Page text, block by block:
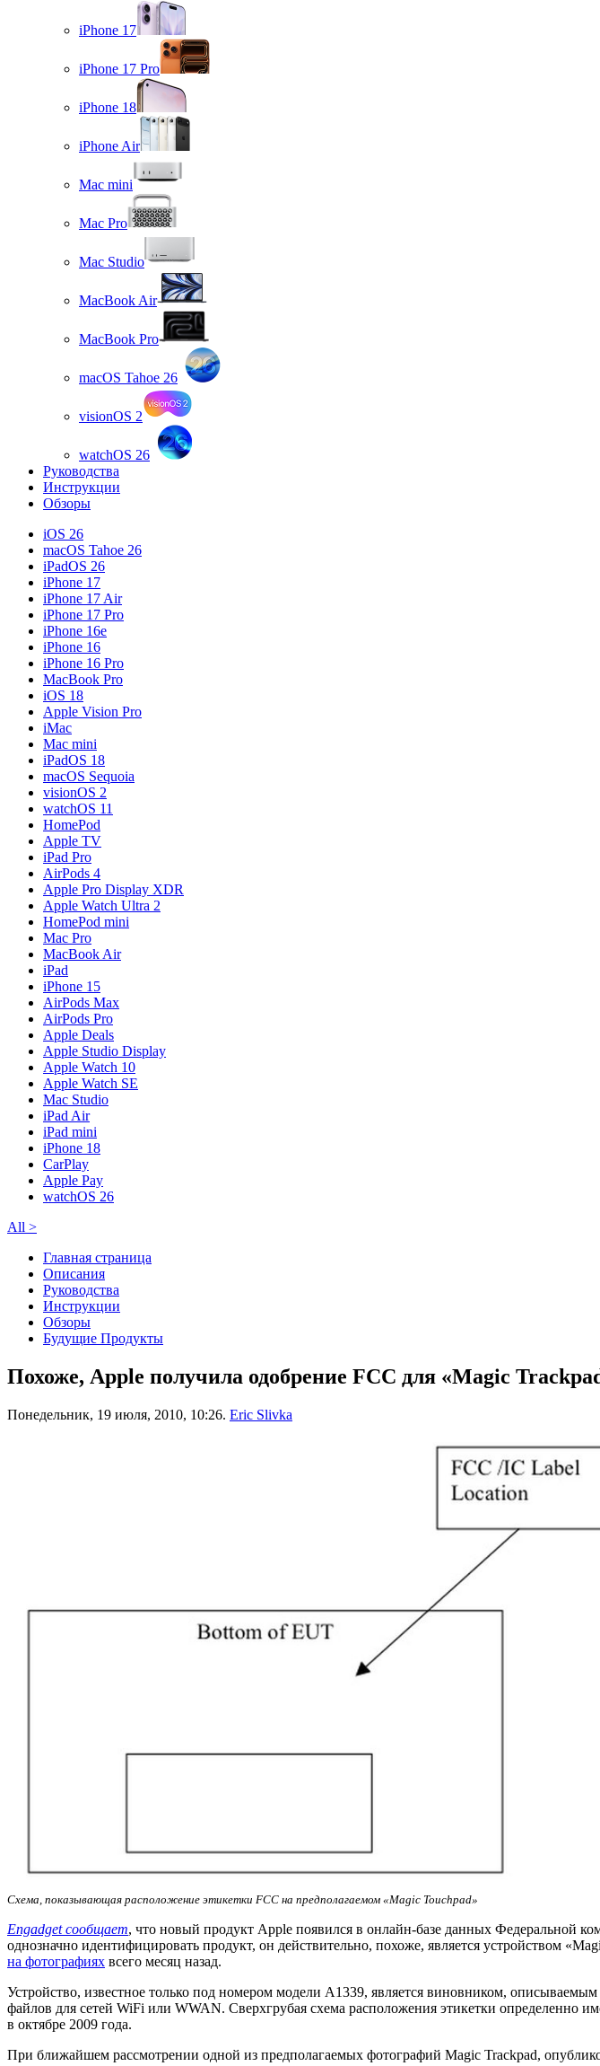
iPhone 17
iPhone 17 Pro
iPhone 18
iPhone Air
Mac mini
Mac Pro
Mac Studio
MacBook Air
MacBook Pro
macOS Tahoe 26
visionOS 2
watchOS 26
Руководства
Инструкции
Обзоры
iOS 26
macOS Tahoe 26
iPadOS 26
iPhone 17
iPhone 17 Air
iPhone 17 Pro
iPhone 16e
iPhone 16
iPhone 16 Pro
MacBook Pro
iOS 18
Apple Vision Pro
iMac
Mac mini
iPadOS 18
macOS Sequoia
visionOS 2
watchOS 11
HomePod
Apple TV
iPad Pro
AirPods 4
Apple Pro Display XDR
Apple Watch Ultra 2
HomePod mini
Mac Pro
MacBook Air
iPad
iPhone 15
AirPods Max
AirPods Pro
Apple Deals
Apple Studio Display
Apple Watch 10
Apple Watch SE
Mac Studio
iPad Air
iPad mini
iPhone 18
CarPlay
Apple Pay
watchOS 26
All >
Главная страница
Описания
Руководства
Инструкции
Обзоры
Будущие Продукты
Похоже, Apple получила одобрение FCC для «Magic
Понедельник, 19 июля, 2010, 10:26. Eric Slivka
Схема, показывающая расположение этикетки FCC на предполагаемом «Magic Touchpad»
Engadget сообщает, что новый продукт Apple появился в онлайн-базе данных Федеральной
однозначно идентифицировать продукт, он действительно, похоже, является устройством
на фотографиях всего месяц назад.
Устройство, известное только под номером модели A1339, является виновником,
файлов для сетей WiFi или WWAN. Сверхгрубая схема расположения этикетки определенно
в октябре 2009 года.
При ближайшем рассмотрении одной из предполагаемых фотографий Magic Trackpad,